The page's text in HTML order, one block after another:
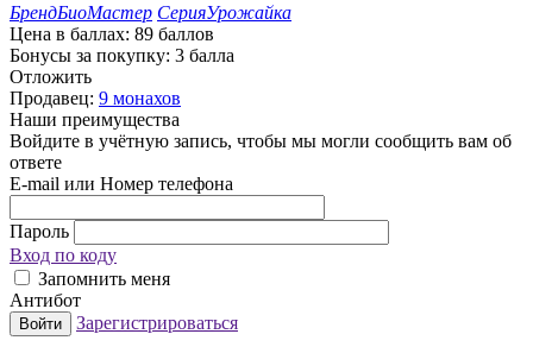
БрендБиоМастер СерияУрожайка
Цена в баллах: 89 баллов
Бонусы за покупку: 3 балла
Отложить
Продавец: 9 монахов
Наши преимущества
Войдите в учётную запись, чтобы мы могли сообщить вам об
ответе
E-mail или Номер телефона
Пароль
Вход по коду
Запомнить меня
Антибот
Войти Зарегистрироваться